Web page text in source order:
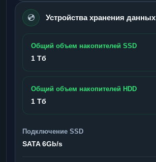
💿 Устройства хранения данных
Общий объем накопителей SSD
1 Тб
Общий объем накопителей HDD
1 Тб
Подключение SSD
SATA 6Gb/s